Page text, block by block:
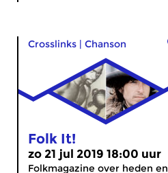
Crosslinks | Chanson
Folk It!
zo 21 jul 2019 18:00 uur
Folkmagazine over heden en